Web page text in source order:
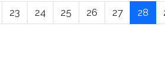
23 24 25 26 27 28